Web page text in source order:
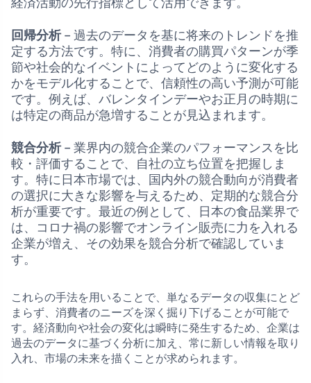
経済活動の先行指標として活用できます。
回帰分析– 過去のデータを基に将来のトレンドを推
定する方法です。特に、消費者の購買パターンが季
節や社会的なイベントによってどのように変化する
かをモデル化することで、信頼性の高い予測が可能
です。例えば、バレンタインデーやお正月の時期に
は特定の商品が急増することが見込まれます。
競合分析– 業界内の競合企業のパフォーマンスを比
較・評価することで、自社の立ち位置を把握しま
す。特に日本市場では、国内外の競合動向が消費者
の選択に大きな影響を与えるため、定期的な競合分
析が重要です。最近の例として、日本の食品業界で
は、コロナ禍の影響でオンライン販売に力を入れる
企業が増え、その効果を競合分析で確認していま
す。
これらの手法を用いることで、単なるデータの収集にとど
まらず、消費者のニーズを深く掘り下げることが可能で
す。経済動向や社会の変化は瞬時に発生するため、企業は
過去のデータに基づく分析に加え、常に新しい情報を取り
入れ、市場の未来を描くことが求められます。